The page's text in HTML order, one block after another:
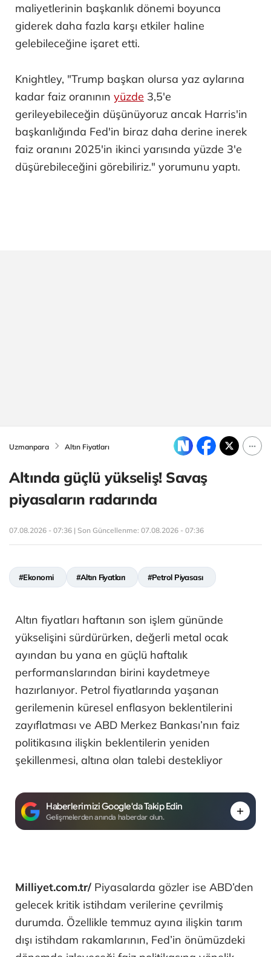
maliyetlerinin başkanlık dönemi boyunca
giderek daha fazla karşı etkiler haline
gelebileceğine işaret etti.
Knightley, "Trump başkan olursa yaz aylarına
kadar faiz oranının yüzde 3,5'e
gerileyebileceğin düşünüyoruz ancak Harris'in
başkanlığında Fed'in biraz daha derine inerek
faiz oranını 2025'in ikinci yarısında yüzde 3'e
düşürebileceğini görebiliriz." yorumunu yaptı.
Uzmanpara Altın Fiyatları
Altında güçlü yükseliş! Savaş
piyasaların radarında
07.08.2026 - 07:36 | Son Güncellenme: 07.08.2026 - 07:36
#Ekonomi #Altın Fiyatları #Petrol Piyasası
Altın fiyatları haftanın son işlem gününde
yükselişini sürdürürken, değerli metal ocak
ayından bu yana en güçlü haftalık
performanslarından birini kaydetmeye
hazırlanıyor. Petrol fiyatlarında yaşanan
gerilemenin küresel enflasyon beklentilerini
zayıflatması ve ABD Merkez Bankası’nın faiz
politikasına ilişkin beklentilerin yeniden
şekillenmesi, altına olan talebi destekliyor
Haberlerimizi Google'da Takip Edin
Gelişmelerden anında haberdar olun.
Milliyet.com.tr/ Piyasalarda gözler ise ABD’den
gelecek kritik istihdam verilerine çevrilmiş
durumda. Özellikle temmuz ayına ilişkin tarım
dışı istihdam rakamlarının, Fed’in önümüzdeki